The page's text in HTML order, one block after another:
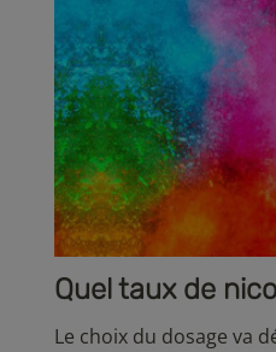
Quel taux de
Le choix du dosage va